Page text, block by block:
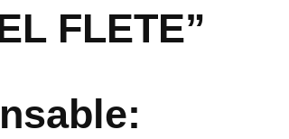
FLETE”